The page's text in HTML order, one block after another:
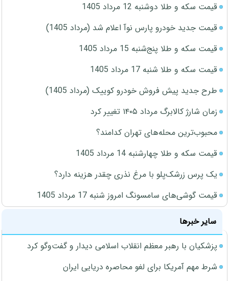
قیمت سکه و طلا دوشنبه 12 مرداد 1405
قیمت جدید خودرو پارس نوآ اعلام شد (مرداد 1405)
قیمت سکه و طلا پنج‌شنبه 15 مرداد 1405
قیمت سکه و طلا شنبه 17 مرداد 1405
طرح جدید پیش فروش خودرو کوییک (مرداد 1405)
زمان شارژ کالابرگ مرداد ۱۴۰۵ تغییر کرد
محبوب‌ترین محله‌های تهران کدامند؟
قیمت سکه و طلا چهارشنبه 14 مرداد 1405
یک پرس زرشک‌پلو با مرغ نذری چقدر هزینه دارد؟
قیمت گوشی‌های سامسونگ امروز شنبه 17 مرداد 1405
سایر خبرها
پزشکیان با رهبر معظم انقلاب اسلامی دیدار و گفت‌وگو کرد
شرط مهم آمریکا برای لغو محاصره دریایی ایران